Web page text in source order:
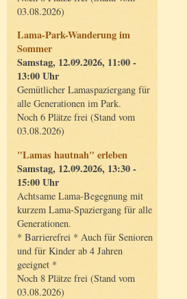
03.08.2026)
Lama-Park-Wanderung im
Sommer
Samstag, 12.09.2026, 11:00 -
13:00 Uhr
Gemütlicher Lamaspaziergang für
alle Generationen im Park.
Noch 6 Plätze frei (Stand vom
03.08.2026)
"Lamas hautnah" erleben
Samstag, 12.09.2026, 13:30 -
15:00 Uhr
Achtsame Lama-Begegnung mit
kurzem Lama-Spaziergang für alle
Generationen.
* Barrierefrei * Auch für Senioren
und für Kinder ab 4 Jahren
geeignet *
Noch 8 Plätze frei (Stand vom
03.08.2026)